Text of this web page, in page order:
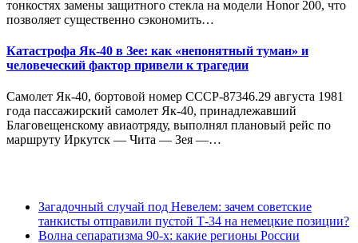
тонкостях замены защитного стекла на модели Honor 200, что
позволяет существенно сэкономить…
Катастрофа Як-40 в Зее: как «непонятный туман» и
человеческий фактор привели к трагедии
Самолет Як-40, бортовой номер СССР-87346.29 августа 1981
года пассажирский самолет Як-40, принадлежавший
Благовещенскому авиаотряду, выполнял плановый рейс по
маршруту Иркутск — Чита — Зея —…
Загадочный случай под Невелем: зачем советские
танкисты отправили пустой Т-34 на немецкие позиции?
Волна сепаратизма 90-х: какие регионы России